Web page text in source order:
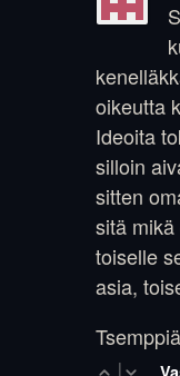
oikeutta
Ideoita
silloin
sitten
sitä
toiselle
asia,
|